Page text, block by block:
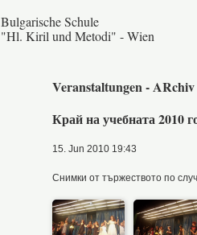
Bulgarische Schule
"Hl. Kiril und Metodi" - Wien
Veranstaltungen - ARchiv
Край на учебната 2010
15. Jun 2010 19:43
Снимки от тържеството по